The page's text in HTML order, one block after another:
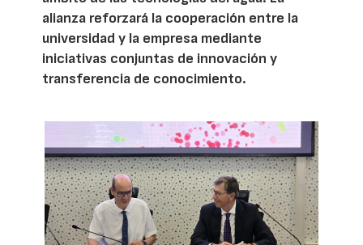
alianza reforzará la cooperación entre la
universidad y la empresa mediante
iniciativas conjuntas de innovación y
transferencia de conocimiento.